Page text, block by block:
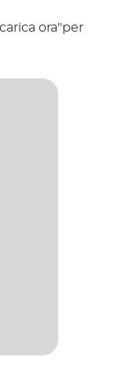
ora"per